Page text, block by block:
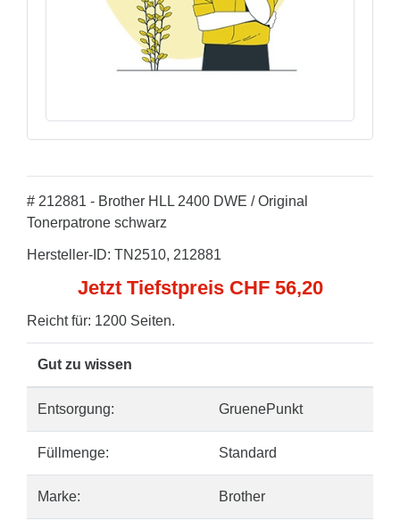
# 212881 - Brother HLL 2400 DWE / Original
Tonerpatrone schwarz
Hersteller-ID: TN2510, 212881
Jetzt Tiefstpreis CHF 56,20
Reicht für: 1200 Seiten.
Gut zu wissen
Entsorgung: GruenePunkt
Füllmenge: Standard
Marke: Brother